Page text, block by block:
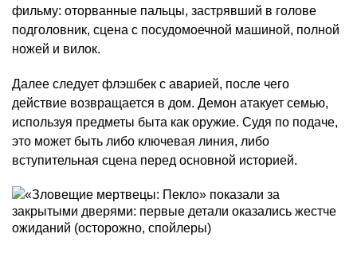
фильму: оторванные пальцы, застрявший в голове
подголовник, сцена с посудомоечной машиной, полной
ножей и вилок.
Далее следует флэшбек с аварией, после чего
действие возвращается в дом. Демон атакует семью,
используя предметы быта как оружие. Судя по подаче,
это может быть либо ключевая линия, либо
вступительная сцена перед основной историей.